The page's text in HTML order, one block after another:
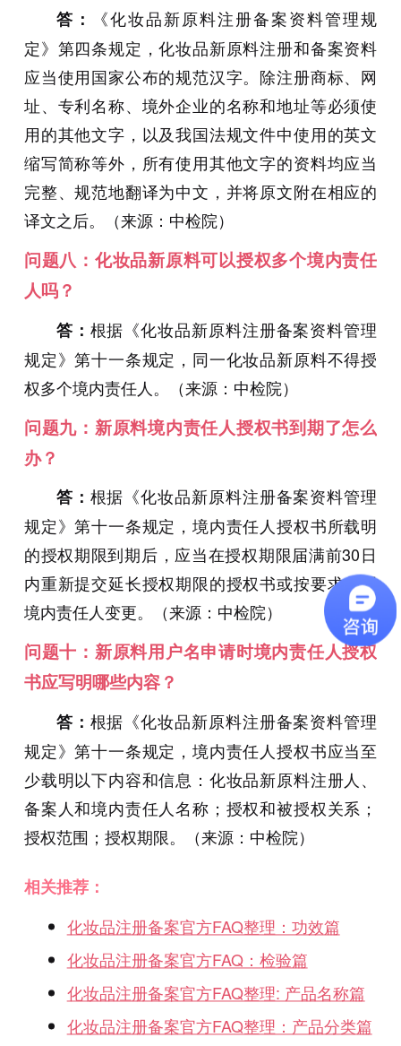
答：
《化妆品新原料注册备案资料管理规
定》第四条规定，化妆品新原料注册和备案资料
应当使用国家公布的规范汉字。除注册商标、网
址、专利名称、境外企业的名称和地址等必须使
用的其他文字，以及我国法规文件中使用的英文
缩写简称等外，所有使用其他文字的资料均应当
完整、规范地翻译为中文，并将原文附在相应的
译文之后。（来源：中检院）
问题八：化妆品新原料可以授权多个境内责任
人吗？
答： 根据《化妆品新原料注册备案资料管理
规定》第十一条规定，同一化妆品新原料不得授
权多个境内责任人。（来源：中检院）
问题九：新原料境内责任人授权书到期了怎么
办？
答： 根据《化妆品新原料注册备案资料管理
规定》第十一条规定，境内责任人授权书所载明
的授权期限到期后，应当在授权期限届满前30日
内重新提交延长授权期限的授权书或按要求办理
境内责任人变更。（来源：中检院）
问题十：新原料用户名申请时境内责任人授权
书应写明哪些内容？
答： 根据《化妆品新原料注册备案资料管理
规定》第十一条规定，境内责任人授权书应当至
少载明以下内容和信息：化妆品新原料注册人、
备案人和境内责任人名称；授权和被授权关系；
授权范围；授权期限。（来源：中检院）
相关推荐：
化妆品注册备案官方FAQ整理：功效篇
化妆品注册备案官方FAQ：检验篇
化妆品注册备案官方FAQ整理: 产品名称篇
化妆品注册备案官方FAQ整理：产品分类篇